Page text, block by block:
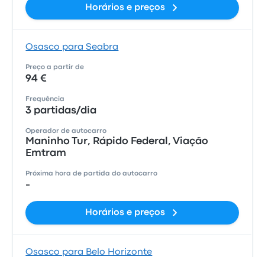
Horários e preços
Osasco para Seabra
Preço a partir de
94 €
Frequência
3 partidas/dia
Operador de autocarro
Maninho Tur, Rápido Federal, Viação
Emtram
Próxima hora de partida do autocarro
-
Horários e preços
Osasco para Belo Horizonte